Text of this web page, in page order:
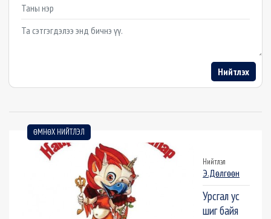
Example textarea
Нийтлэх
ӨМНӨХ НИЙТЛЭЛ
Нийтлэл
Э.Дөлгөөн
Урсгал ус
шиг байя